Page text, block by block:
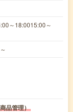
～18:0015:00～
品管理）